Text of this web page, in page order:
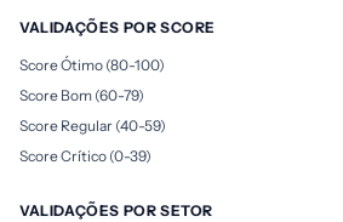
VALIDAÇÕES POR SCORE
Score Ótimo (80-100)
Score Bom (60-79)
Score Regular (40-59)
Score Crítico (0-39)
VALIDAÇÕES POR SETOR